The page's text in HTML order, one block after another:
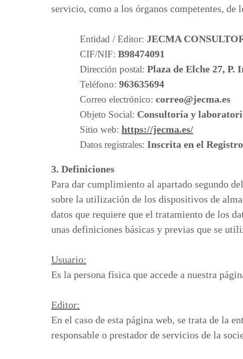
servicio, como a los órganos competentes,
Entidad / Editor: JECMA
CIF/NIF: B98474091
Dirección postal: Plaza de Elche 27, P.
Teléfono: 963635694
Correo electrónico: correo@jecma.es
Objeto Social: Consultoría y
Sitio web: https://jecma.es/
Datos registrales: Inscrita en el
3. Definiciones
Para dar cumplimiento al apartado segundo
sobre la utilización de los dispositivos de
datos que requiere que el tratamiento de los
unas definiciones básicas y previas que se
Usuario:
Es la persona física que accede a nuestra
Editor:
En el caso de esta página web, se trata de la
responsable o prestador de servicios de la